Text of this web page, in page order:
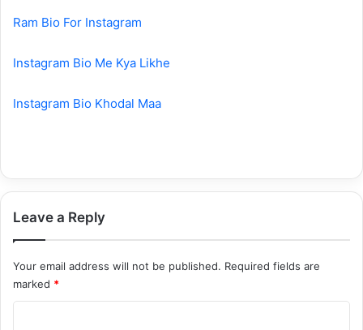
Ram Bio For Instagram
Instagram Bio Me Kya Likhe
Instagram Bio Khodal Maa
Leave a Reply
Your email address will not be published. Required fields are
marked *